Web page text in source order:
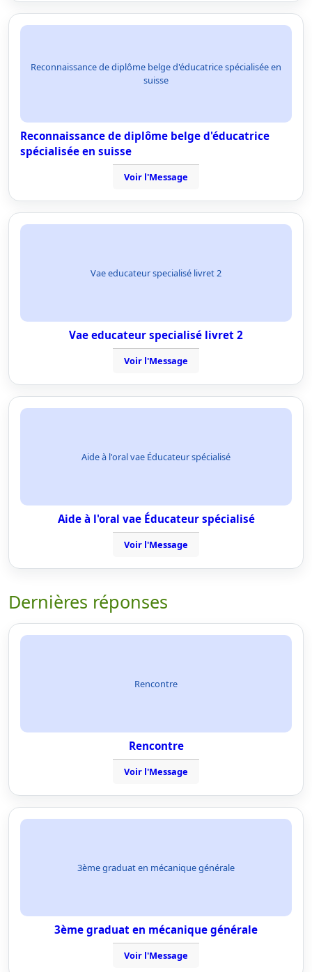
Reconnaissance de diplôme belge d'éducatrice spécialisée en
suisse
Reconnaissance de diplôme belge d'éducatrice
spécialisée en suisse
Voir l'Message
Vae educateur specialisé livret 2
Vae educateur specialisé livret 2
Voir l'Message
Aide à l'oral vae Éducateur spécialisé
Aide à l'oral vae Éducateur spécialisé
Voir l'Message
Dernières réponses
Rencontre
Rencontre
Voir l'Message
3ème graduat en mécanique générale
3ème graduat en mécanique générale
Voir l'Message